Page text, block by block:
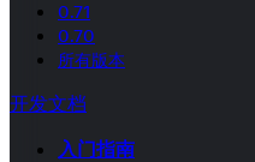
0.71
0.70
所有版本
开发文档
入门指南